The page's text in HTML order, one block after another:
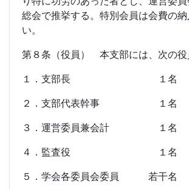
総会で推挙する。特別会員は会費の
い。
第８条（役員） 本支部には、次の役
１．支部長 １名
２．支部代表幹事 １名
３．運営委員兼会計 １名
４．監査役 １名
５．学会各委員会委員 若干名